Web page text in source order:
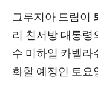
그루지아 드림이
리 친서방 대통
수 미하일 카벨
화할 예정인 토요